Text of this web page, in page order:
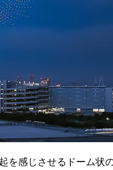
を感じさせるドーム状